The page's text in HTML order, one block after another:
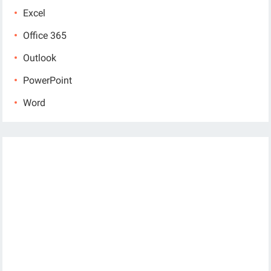
Excel
Office 365
Outlook
PowerPoint
Word